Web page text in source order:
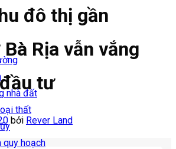
nhà đất
thất
quy hoạch
đô thị gần
Rịa vẫn vắng
tư
bởi Rever Land